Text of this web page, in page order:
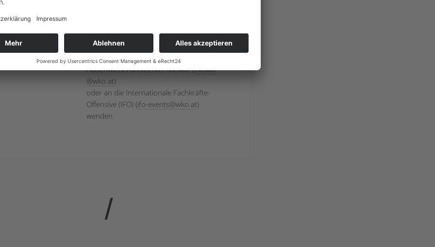
gerne an
das AußenwirtschaftsCenter Sao Paulo (
saopaulo@wko.at)
AußenwirtschaftsCenter Mexiko (mexiko
@wko.at)
oder an die Internationale Fachkräfte-
Offensive (IFO) (ifo-events@wko.at)
wenden